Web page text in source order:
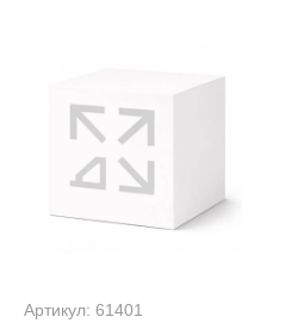
Артикул: 61401